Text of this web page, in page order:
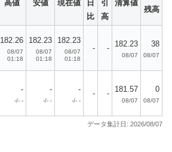
高値 安値 現在値
日
比
引
高
清算値
残高
182.26
08/07
01:18
182.23
08/07
01:18
182.23
08/07
01:18
- - 182.23
08/07
38
08/07
-
-/- -
-
-/- -
-
-/- -
- - 181.57
08/07
0
08/07
データ集計日: 2026/08/07